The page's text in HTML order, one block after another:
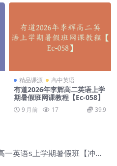
精品课源 高中英语
有道2026年李辉高二英语上学
期暑假班网课教程【Ec-058】
9 月前 17 39.9
作业帮2026年卫宇晴高一英语s上学期暑假班【冲顶班】【Ec-003】